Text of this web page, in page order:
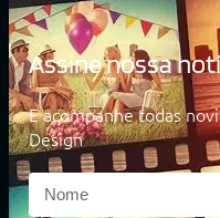
Assine nossa
E acompanhe todas
Design